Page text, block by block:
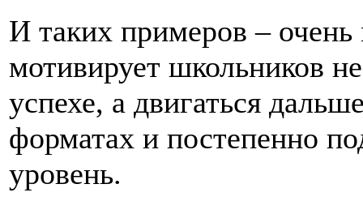
И таких примеров – очень
мотивирует школьников
успехе, а двигаться
форматах и постепенно
уровень.